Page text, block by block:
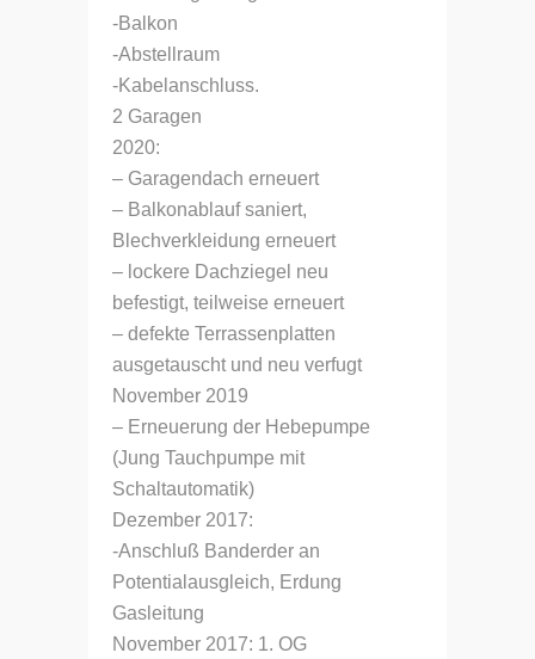
-Balkon
-Abstellraum
-Kabelanschluss.
2 Garagen
2020:
– Garagendach erneuert
– Balkonablauf saniert,
Blechverkleidung erneuert
– lockere Dachziegel neu
befestigt, teilweise erneuert
– defekte Terrassenplatten
ausgetauscht und neu verfugt
November 2019
– Erneuerung der Hebepumpe
(Jung Tauchpumpe mit
Schaltautomatik)
Dezember 2017:
-Anschluß Banderder an
Potentialausgleich, Erdung
Gasleitung
November 2017: 1. OG